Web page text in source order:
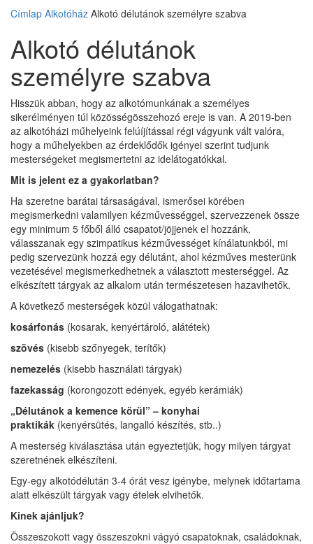
Címlap Alkotóház Alkotó délutánok személyre szabva
Alkotó délutánok
személyre szabva
Hisszük abban, hogy az alkotómunkának a személyes
sikerélményen túl közösségösszehozó ereje is van. A 2019-ben
az alkotóházi műhelyeink felúíjítással régi vágyunk vált valóra,
hogy a műhelyekben az érdeklődők igényei szerint tudjunk
mesterségeket megismertetni az idelátogatókkal.
Mit is jelent ez a gyakorlatban?
Ha szeretne barátai társaságával, ismerősei körében
megismerkedni valamilyen kézművességgel, szervezzenek össze
egy minimum 5 főből álló csapatot/jöjjenek el hozzánk,
válasszanak egy szimpatikus kézművességet kínálatunkból, mi
pedig szervezünk hozzá egy délutánt, ahol kézműves mesterünk
vezetésével megismerkedhetnek a választott mesterséggel. Az
elkészített tárgyak az alkalom után természetesen hazavihetők.
A következő mesterségek közül válogathatnak:
kosárfonás (kosarak, kenyértároló, alátétek)
szövés (kisebb szőnyegek, terítők)
nemezelés (kisebb használati tárgyak)
fazekasság (korongozott edények, egyéb kerámiák)
„Délutánok a kemence körül” – konyhai
praktikák (kenyérsütés, langalló készítés, stb..)
A mesterség kiválasztása után egyeztetjük, hogy milyen tárgyat
szeretnének elkészíteni.
Egy-egy alkotódélután 3-4 órát vesz igénybe, melynek időtartama
alatt elkészült tárgyak vagy ételek elvihetők.
Kinek ajánljuk?
Összeszokott vagy összeszokni vágyó csapatoknak, családoknak,